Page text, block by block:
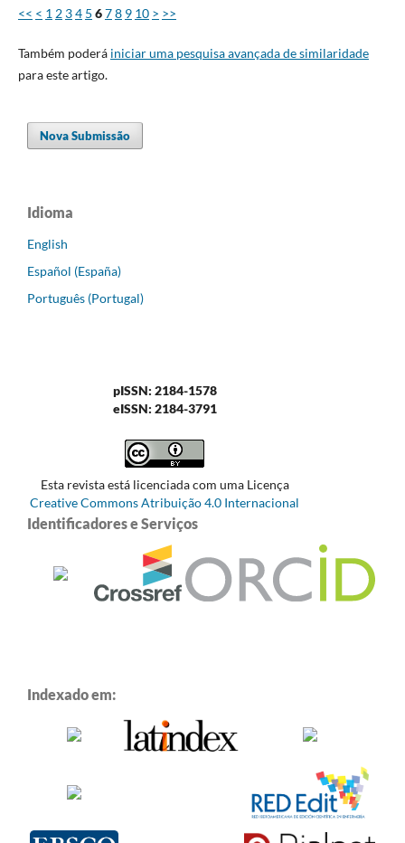
<< < 1 2 34 5 678 9 10 > >>
Também poderá iniciar uma pesquisa avançada de similaridade
para este artigo.
Nova Submissão
Idioma
English
Español (España)
Português (Portugal)
pISSN: 2184-1578
eISSN: 2184-3791
Esta revista está licenciada com uma Licença
Creative Commons Atribuição 4.0 Internacional
Identificadores e Serviços
Indexado em: